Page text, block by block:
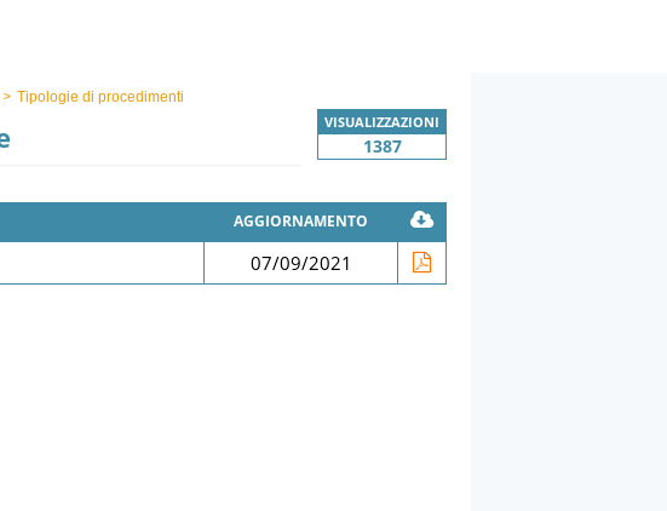
> Tipologie di procedimenti
VISUALIZZAZIONI
1387
AGGIORNAMENTO
07/09/2021